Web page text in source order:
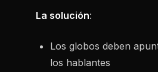
La solución:
Los globos deben
los hablantes